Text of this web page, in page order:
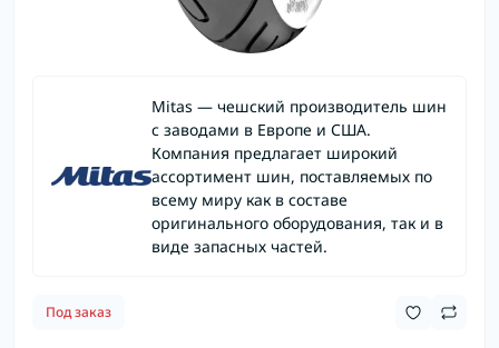
Mitas — чешский производитель шин
с заводами в Европе и США.
Компания предлагает широкий
ассортимент шин, поставляемых по
всему миру как в составе
оригинального оборудования, так и в
виде запасных частей.
Под заказ